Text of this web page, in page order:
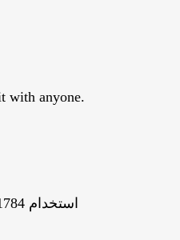
with anyone.
استخدام 1784 للتحقق من معرّف متصل سكايب الخاص بك